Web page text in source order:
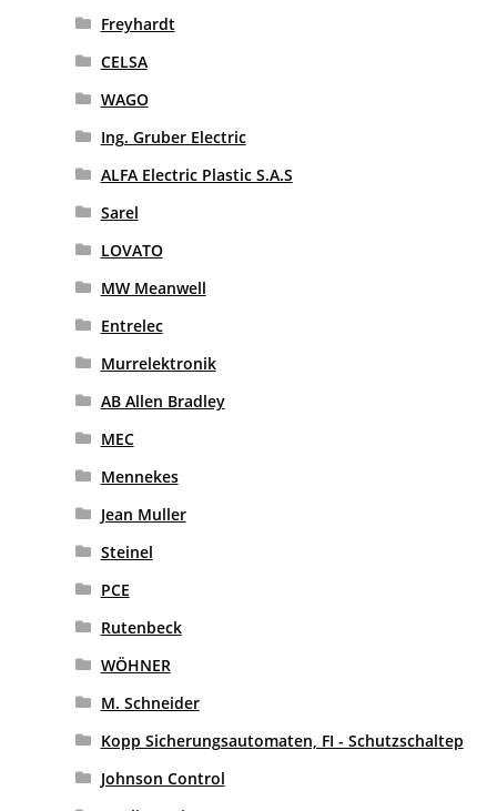
Freyhardt
CELSA
WAGO
Ing. Gruber Electric
ALFA Electric Plastic S.A.S
Sarel
LOVATO
MW Meanwell
Entrelec
Murrelektronik
AB Allen Bradley
MEC
Mennekes
Jean Muller
Steinel
PCE
Rutenbeck
WÖHNER
M. Schneider
Kopp Sicherungsautomaten, FI - Schutzschaltep
Johnson Control